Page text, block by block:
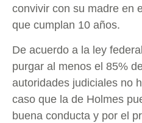
convivir con su madre en
que cumplan 10 años.
De acuerdo a la ley
purgar al menos el 85%
autoridades judiciales no
caso que la de Holmes
buena conducta y por el